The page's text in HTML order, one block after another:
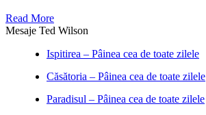
Read More
Mesaje Ted Wilson
Ispitirea – Pâinea cea de toate zilele
Căsătoria – Pâinea cea de toate zilele
Paradisul – Pâinea cea de toate zilele